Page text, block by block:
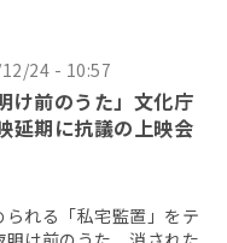
24 - 10:57
け前のうた」文化庁
延期に抗議の上映会
れる「私宅監置」をテ